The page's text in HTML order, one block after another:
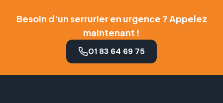
Besoin d'un serrurier en urgence ? Appelez
maintenant !
01 83 64 69 75